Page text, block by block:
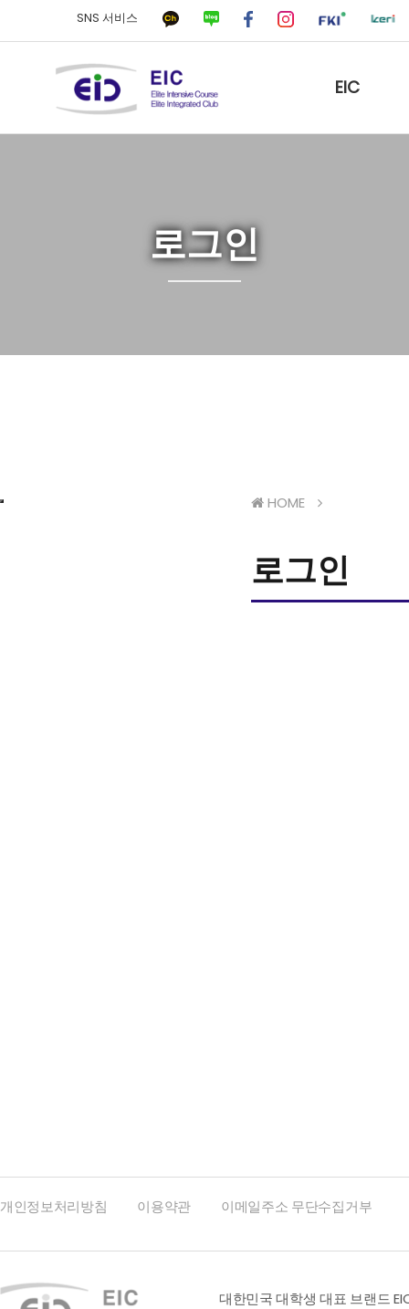
SNS 서비스
EIC
로그인
HOME
로그인
개인정보처리방침 이용약관 이메일주소 무단수집거부
대한민국 대학생 대표 브랜드